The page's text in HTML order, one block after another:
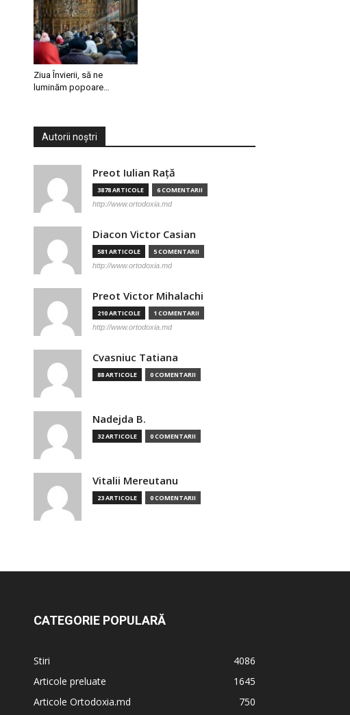
Ziua Învierii, să ne
luminăm popoare…
Autorii noștri
Preot Iulian Raţă
3878 ARTICOLE 6 COMENTARII
http://www.ortodoxia.md
Diacon Victor Casian
581 ARTICOLE 5 COMENTARII
http://www.ortodoxia.md
Preot Victor Mihalachi
210 ARTICOLE 1 COMENTARII
http://www.ortodoxia.md
Cvasniuc Tatiana
88 ARTICOLE 0 COMENTARII
Nadejda B.
32 ARTICOLE 0 COMENTARII
Vitalii Mereutanu
23 ARTICOLE 0 COMENTARII
CATEGORIE POPULARĂ
Stiri
4086
Articole preluate
1645
Articole Ortodoxia.md
750